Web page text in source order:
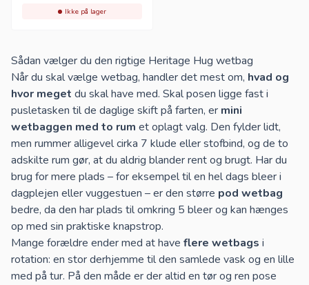
Ikke på lager
Sådan vælger du den rigtige Heritage Hug wetbag
Når du skal vælge wetbag, handler det mest om, hvad og
hvor meget du skal have med. Skal posen ligge fast i
pusletasken til de daglige skift på farten, er mini
wetbaggen med to rum et oplagt valg. Den fylder lidt,
men rummer alligevel cirka 7 klude eller stofbind, og de to
adskilte rum gør, at du aldrig blander rent og brugt. Har du
brug for mere plads – for eksempel til en hel dags bleer i
dagplejen eller vuggestuen – er den større pod wetbag
bedre, da den har plads til omkring 5 bleer og kan hænges
op med sin praktiske knapstrop.
Mange forældre ender med at have flere wetbags i
rotation: en stor derhjemme til den samlede vask og en lille
med på tur. På den måde er der altid en tør og ren pose